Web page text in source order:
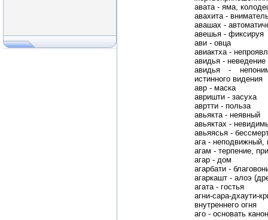
авата - яма,
авахита -
авашах -
авешья - фиксируя
ави - овца
авиактха -
авидья - неведение
авидья -
истинного видения
авр - маска
авришти - засуха
авртти - польза
авьякта - неявный
авьяктах -
авьяясья -
ага - неподвижный,
агам - терпение,
агар - дом
агарбати -
агаркашт - алоэ
агата - гостья
агни-сара-
внутреннего огня
аго - основать